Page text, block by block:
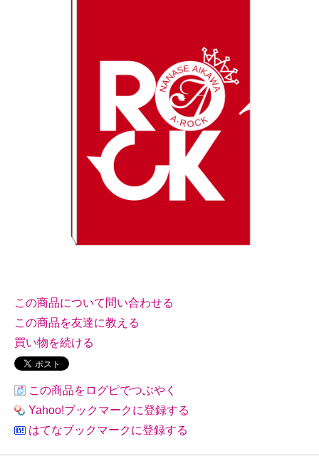
この商品について問い合わせる
この商品を友達に教える
買い物を続ける
この商品をログピでつぶやく
Yahoo!ブックマークに登録する
はてなブックマークに登録する